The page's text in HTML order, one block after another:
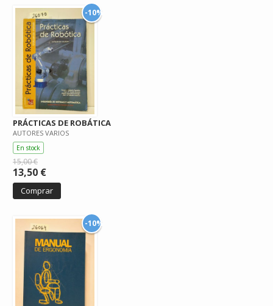
-10%
PRÁCTICAS DE ROBÁTICA
AUTORES VARIOS
En stock
15,00 €
13,50 €
Comprar
-10%